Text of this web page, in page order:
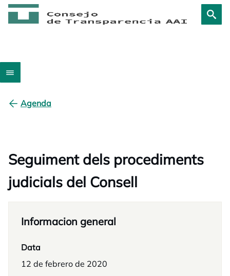
Agenda
Seguiment dels procediments
judicials del Consell
Informacion general
Data
12 de febrero de 2020